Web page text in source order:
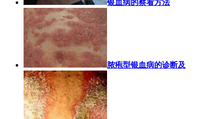
银血病的察看方法
脓疱型银血病的诊断及